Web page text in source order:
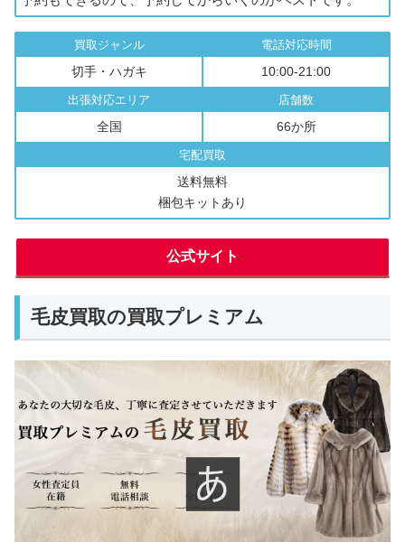
買取ジャンル
切手・ハガキ
電話対応時間
10:00-21:00
出張対応エリア
全国
店舗数
66か所
宅配買取
送料無料
梱包キットあり
公式サイト
毛皮買取の買取プレミアム